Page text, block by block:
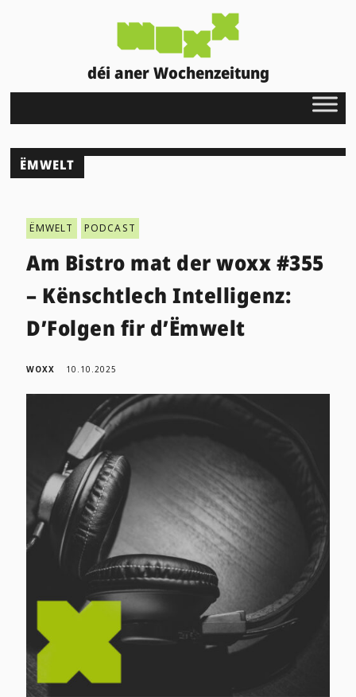
déi aner Wochenzeitung
ËMWELT
ËMWELT PODCAST
Am Bistro mat der woxx #355
– Kënschtlech Intelligenz:
D’Folgen fir d’Ëmwelt
WOXX 10.10.2025